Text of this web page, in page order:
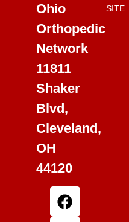
Ohio
Orthopedic
Network
11811
Shaker
Blvd,
Cleveland,
OH
44120
SITE